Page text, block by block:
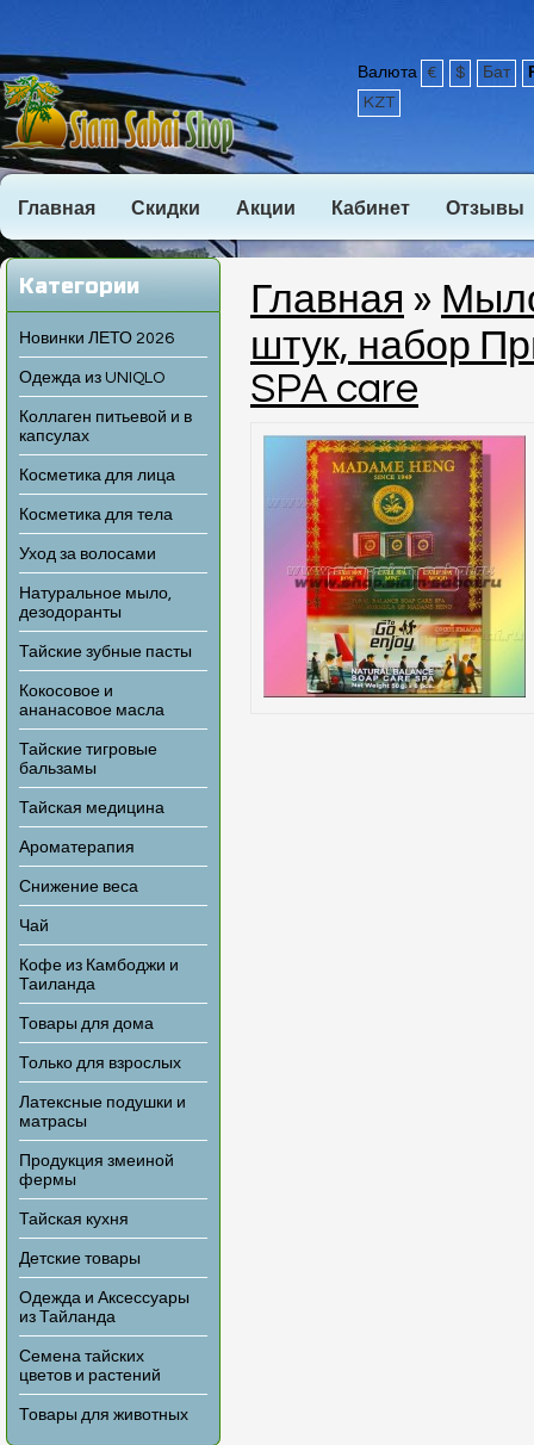
Валюта € $ Бат
KZT
Главная Скидки Акции Кабинет Отзывы
Категории
Новинки ЛЕТО 2026
Одежда из UNIQLO
Коллаген питьевой и в
капсулах
Косметика для лица
Косметика для тела
Уход за волосами
Натуральное мыло,
дезодоранты
Тайские зубные пасты
Кокосовое и
ананасовое масла
Тайские тигровые
бальзамы
Тайская медицина
Ароматерапия
Снижение веса
Чай
Кофе из Камбоджи и
Таиланда
Товары для дома
Только для взрослых
Латексные подушки и
матрасы
Продукция змеиной
фермы
Тайская кухня
Детские товары
Одежда и Аксессуары
из Тайланда
Семена тайских
цветов и растений
Товары для животных
Главная »
штук, набор
SPA care